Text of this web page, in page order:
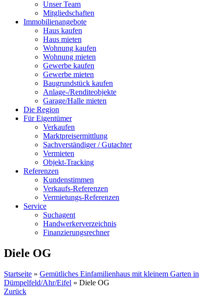
Unser Team
Mitgliedschaften
Immobilienangebote
Haus kaufen
Haus mieten
Wohnung kaufen
Wohnung mieten
Gewerbe kaufen
Gewerbe mieten
Baugrundstück kaufen
Anlage-/Renditeobjekte
Garage/Halle mieten
Die Region
Für Eigentümer
Verkaufen
Marktpreisermittlung
Sachverständiger / Gutachter
Vermieten
Objekt-Tracking
Referenzen
Kundenstimmen
Verkaufs-Referenzen
Vermietungs-Referenzen
Service
Suchagent
Handwerkerverzeichnis
Finanzierungsrechner
Diele OG
Startseite » Gemütliches Einfamilienhaus mit kleinem Garten in
Dümpelfeld/Ahr/Eifel » Diele OG
Zurück